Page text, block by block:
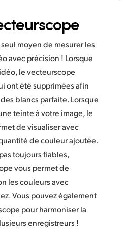
moyen de mesurer les
avec précision ! Lorsque
le vecteurscope
ont été supprimées afin
blancs parfaite. Lorsque
teinte à votre image, le
de visualiser avec
de couleur ajoutée.
toujours fiables,
vous permet de
les couleurs avec
Vous pouvez également
pour harmoniser la
enregistreurs !